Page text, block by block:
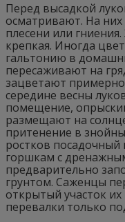
Перед высадкой
осматривают. На
плесени или
крепкая. Иногда
гальтонию в
пересаживают на
зацветают
середине весны
помещение,
размещают на
притенение в
ростков
горшкам с
предварительно
грунтом. Саженцы
открытый участок
перевалки только